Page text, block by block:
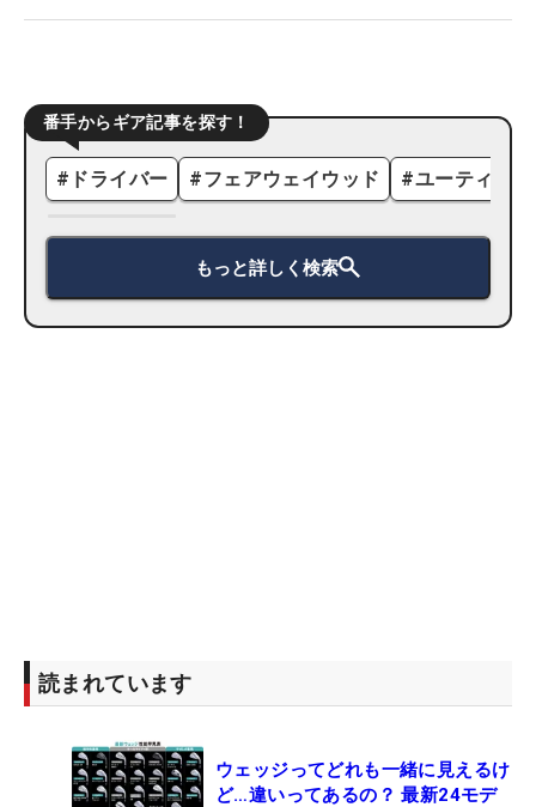
番手からギア記事を探す！
# ドライバー #フェアウェイウッド #ユーティリ
もっと詳しく検索
読まれています
ウェッジってどれも一緒に見えるけ
ど…違いってあるの？ 最新24モデ